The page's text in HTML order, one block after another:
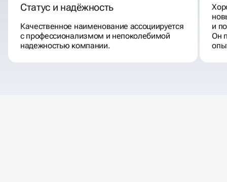
Статус и надёжность
Качественное наименование ассоциируется
с профессионализмом и непоколебимой
надежностью компании.
и
Он